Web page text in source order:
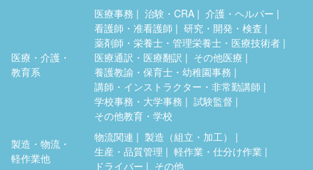
医療・介護・
教育系
医療事務 治験・CRA
介護・ヘルパー
看護師・准看護師
研究・開発・検査
薬剤師・栄養士・管理栄養士・医療技術者
医療通訳・医療翻訳
その他医療
養護教諭・保育士・幼稚園事務
講師・インストラクター・非常勤講師
学校事務・大学事務
試験監督
その他教育・学校
製造・物流・
軽作業他
物流関連
製造（組立・加工）
生産・品質管理
軽作業・仕分け作業
ドライバー
その他